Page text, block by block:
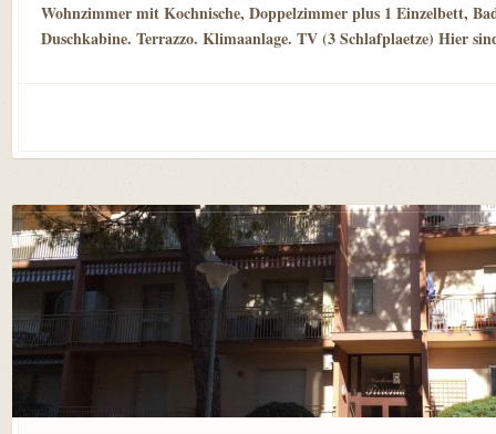
Wohnzimmer mit Kochnische, Doppelzimmer plus 1 Einzelbett,
Duschkabine. Terrazzo. Klimaanlage. TV (3 Schlafplaetze) Hier